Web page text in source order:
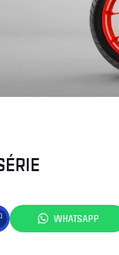
WHATSAPP